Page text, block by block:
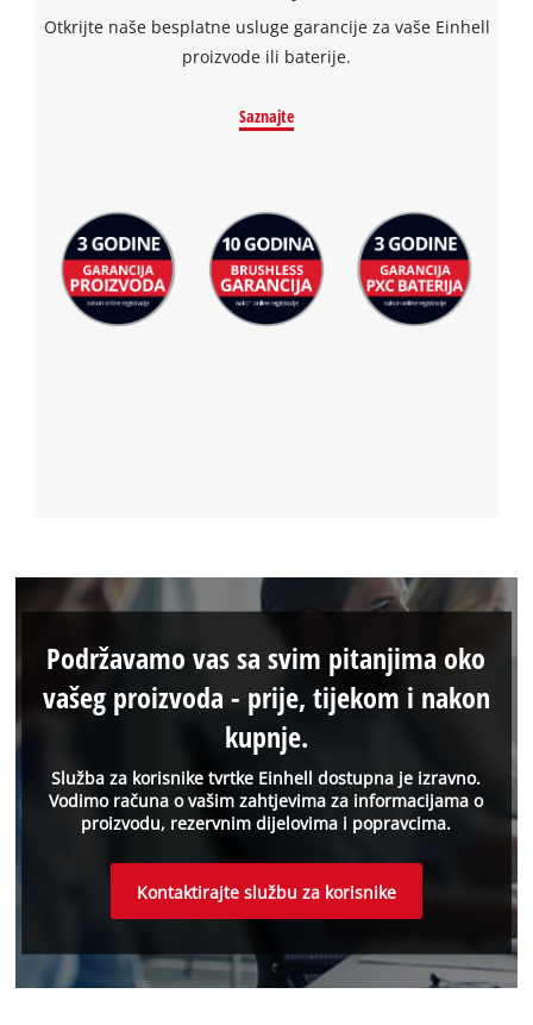
Otkrijte naše besplatne usluge garancije za vaše Einhell
proizvode ili baterije.
Saznajte
Služba za korisnike tvrtke Einhell dostupna je izravno.
Vodimo računa o vašim zahtjevima za informacijama o
proizvodu, rezervnim dijelovima i popravcima.
Podržavamo vas sa svim pitanjima oko
vašeg proizvoda - prije, tijekom i nakon
kupnje.
Kontaktirajte službu za korisnike